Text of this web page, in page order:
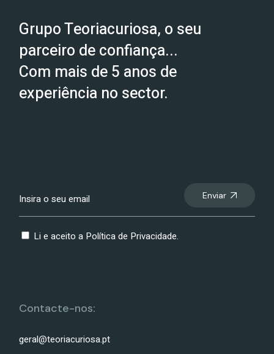
Grupo Teoriacuriosa, o seu
parceiro de confiança...
Com mais de 5 anos de
experiência no sector.
Enviar
Li e aceito a Política de Privacidade.
Contacte-nos:
geral@teoriacuriosa.pt